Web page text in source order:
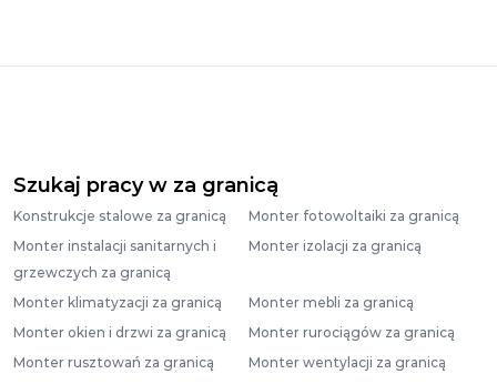
Szukaj pracy w za granicą
Konstrukcje stalowe za granicą
Monter fotowoltaiki za granicą
Monter instalacji sanitarnych i
grzewczych za granicą
Monter izolacji za granicą
Monter klimatyzacji za granicą
Monter mebli za granicą
Monter okien i drzwi za granicą
Monter rurociągów za granicą
Monter rusztowań za granicą
Monter wentylacji za granicą